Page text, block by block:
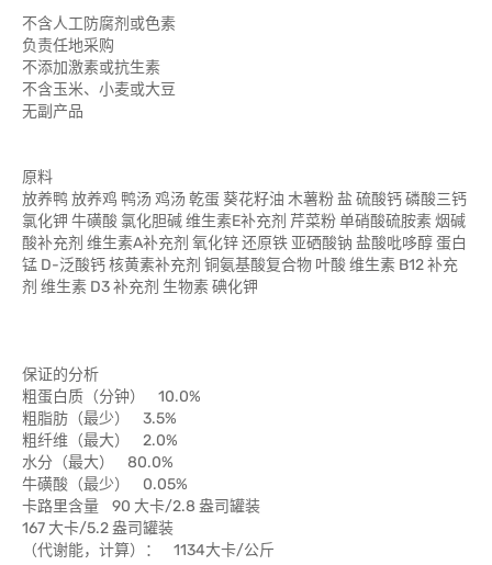
不含人工防腐剂或色素
负责任地采购
不添加激素或抗生素
不含玉米、小麦或大豆
无副产品
原料
放养鸭 放养鸡 鸭汤 鸡汤 乾蛋 葵花籽油 木薯粉 盐 硫酸钙 磷酸三钙
氯化钾 牛磺酸 氯化胆碱 维生素E补充剂 芹菜粉 单硝酸硫胺素 烟碱
酸补充剂 维生素A补充剂 氧化锌 还原铁 亚硒酸钠 盐酸吡哆醇 蛋白
锰 D-泛酸钙 核黄素补充剂 铜氨基酸复合物 叶酸 维生素 B12 补充
剂 维生素 D3 补充剂 生物素 碘化钾
保证的分析
粗蛋白质（分钟） 10.0%
粗脂肪（最少） 3.5%
粗纤维（最大） 2.0%
水分（最大） 80.0%
牛磺酸（最少） 0.05%
卡路里含量 90 大卡/2.8 盎司罐装
167 大卡/5.2 盎司罐装
（代谢能，计算）： 1134大卡/公斤